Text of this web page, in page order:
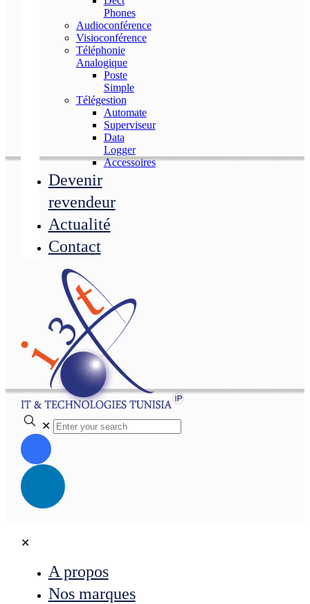
Phones
Audioconférence
Visioconférence
Téléphonie
Analogique
Poste
Simple
Télégestion
Automate
Superviseur
Data
Logger
Accessoires
Devenir
revendeur
Actualité
Contact
✕
✕
A propos
Nos marques